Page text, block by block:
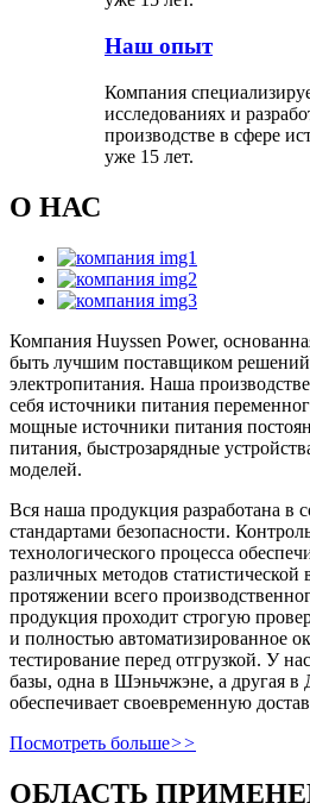
Наш опыт
Компания
исследованиях и
производстве в сфере
уже 15 лет.
О НАС
Компания Huyssen Power,
быть лучшим поставщиком решений
электропитания. Наша
себя источники питания
мощные источники питания
питания, быстрозарядные
моделей.
Вся наша продукция разработана в
стандартами безопасности.
технологического процесса
различных методов статистической
протяжении всего
продукция проходит строгую
и полностью автоматизированное
тестирование перед отгрузкой. У
базы, одна в Шэньчжэне, а другая в
обеспечивает своевременную
Посмотреть больше>>
ОБЛАСТЬ